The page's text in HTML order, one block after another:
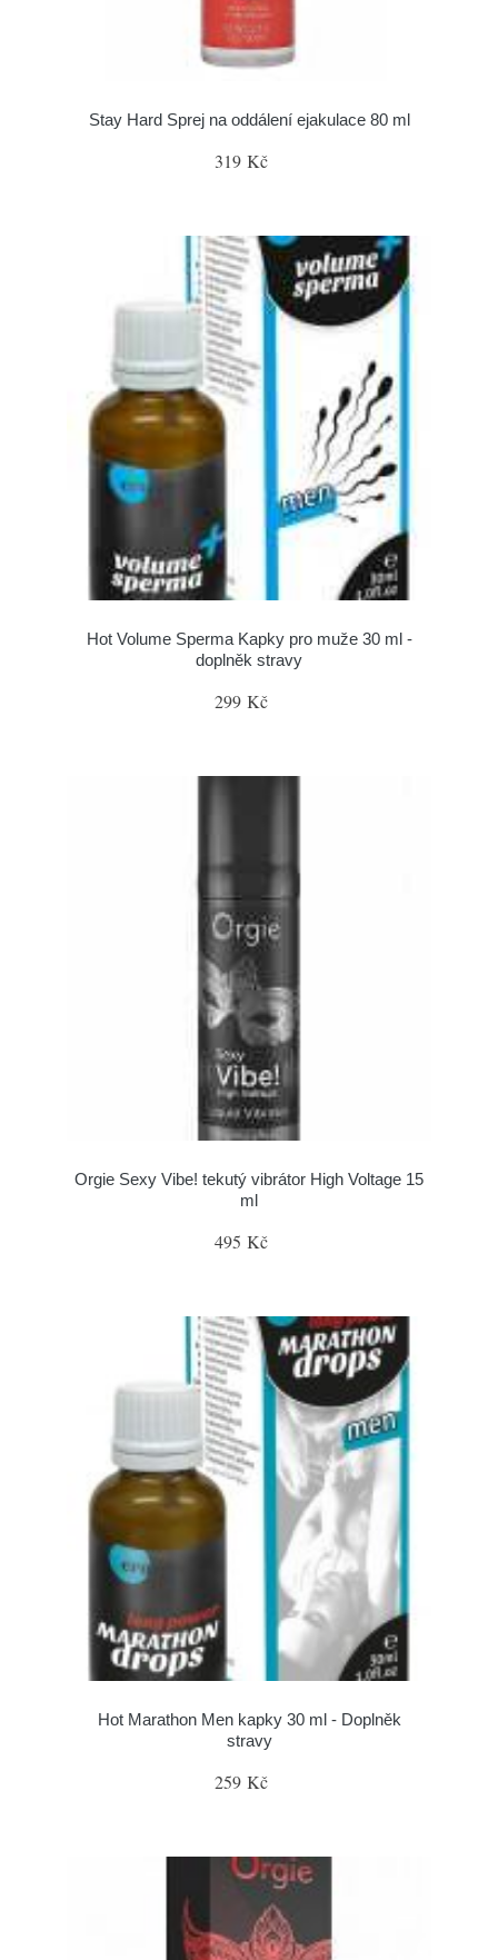
Stay Hard Sprej na oddálení ejakulace 80 ml
319 Kč
Hot Volume Sperma Kapky pro muže 30 ml -
doplněk stravy
299 Kč
Orgie Sexy Vibe! tekutý vibrátor High Voltage 15
ml
495 Kč
Hot Marathon Men kapky 30 ml - Doplněk
stravy
259 Kč